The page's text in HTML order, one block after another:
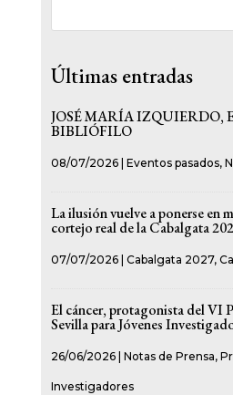
Últimas entradas
JOSÉ MARÍA IZQUIERDO,
BIBLIÓFILO
08/07/2026| Eventos pasados,
La ilusión vuelve a ponerse en
cortejo real de la Cabalgata
07/07/2026| Cabalgata 2027,
El cáncer, protagonista del VI
Sevilla para Jóvenes
26/06/2026| Notas de Prensa,
Investigadores